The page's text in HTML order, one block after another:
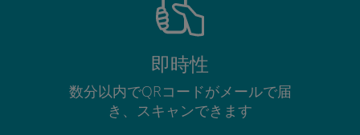
即時性
数分以内でQRコードがメールで届
き、スキャンできます